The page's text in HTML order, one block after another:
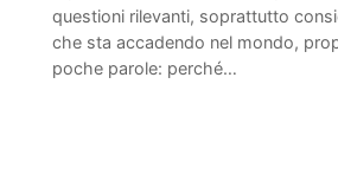
questioni rilevanti, soprattutto
che sta accadendo nel mondo,
poche parole: perché…